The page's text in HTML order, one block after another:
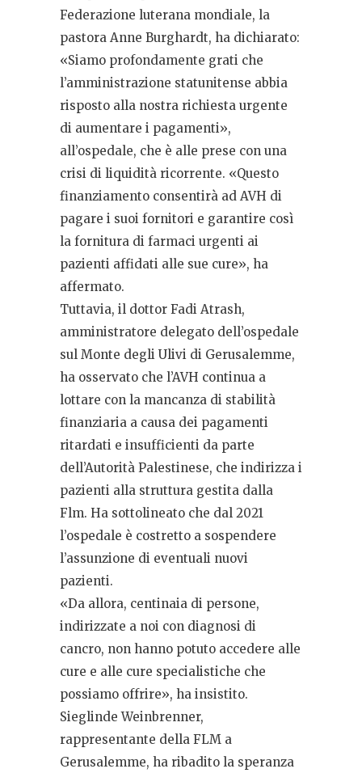
Federazione luterana mondiale, la
pastora Anne Burghardt, ha dichiarato:
«Siamo profondamente grati che
l’amministrazione statunitense abbia
risposto alla nostra richiesta urgente
di aumentare i pagamenti»,
all’ospedale, che è alle prese con una
crisi di liquidità ricorrente. «Questo
finanziamento consentirà ad AVH di
pagare i suoi fornitori e garantire così
la fornitura di farmaci urgenti ai
pazienti affidati alle sue cure», ha
affermato.
Tuttavia, il dottor Fadi Atrash,
amministratore delegato dell’ospedale
sul Monte degli Ulivi di Gerusalemme,
ha osservato che l’AVH continua a
lottare con la mancanza di stabilità
finanziaria a causa dei pagamenti
ritardati e insufficienti da parte
dell’Autorità Palestinese, che indirizza i
pazienti alla struttura gestita dalla
Flm. Ha sottolineato che dal 2021
l’ospedale è costretto a sospendere
l’assunzione di eventuali nuovi
pazienti.
«Da allora, centinaia di persone,
indirizzate a noi con diagnosi di
cancro, non hanno potuto accedere alle
cure e alle cure specialistiche che
possiamo offrire», ha insistito.
Sieglinde Weinbrenner,
rappresentante della FLM a
Gerusalemme, ha ribadito la speranza